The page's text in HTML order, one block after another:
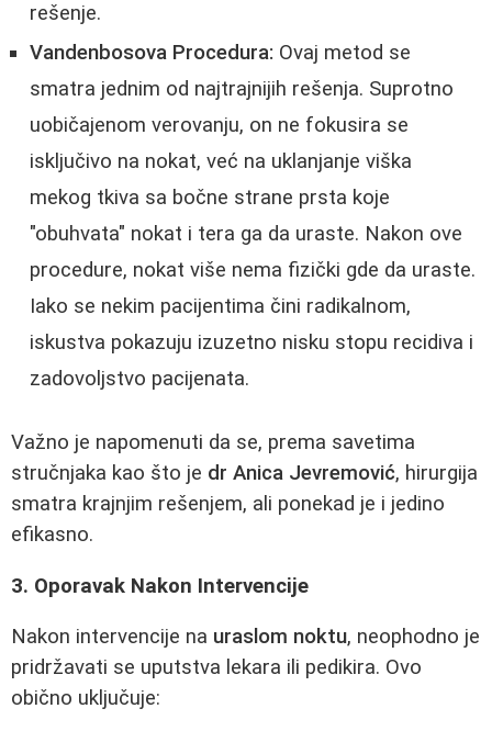
rešenje.
Vandenbosova Procedura: Ovaj metod se
smatra jednim od najtrajnijih rešenja. Suprotno
uobičajenom verovanju, on ne fokusira se
isključivo na nokat, već na uklanjanje viška
mekog tkiva sa bočne strane prsta koje
"obuhvata" nokat i tera ga da uraste. Nakon ove
procedure, nokat više nema fizički gde da uraste.
Iako se nekim pacijentima čini radikalnom,
iskustva pokazuju izuzetno nisku stopu recidiva i
zadovoljstvo pacijenata.
Važno je napomenuti da se, prema savetima
stručnjaka kao što je dr Anica Jevremović, hirurgija
smatra krajnjim rešenjem, ali ponekad je i jedino
efikasno.
3. Oporavak Nakon Intervencije
Nakon intervencije na uraslom noktu, neophodno je
pridržavati se uputstva lekara ili pedikira. Ovo
obično uključuje: